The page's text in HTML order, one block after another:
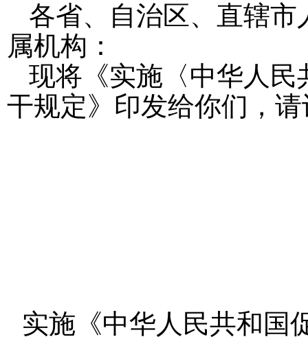
各省、自治区、直辖
属机构：
现将《实施〈中华人
干规定》印发给你们，
实施《中华人民共和国